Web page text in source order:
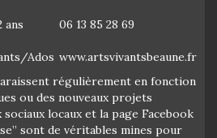
ans
06 13 85 28 69
Ados www.artsvivantsbeaune.fr
régulièrement en fonction
ou des nouveaux projets
locaux et la page Facebook
sont de véritables mines pour